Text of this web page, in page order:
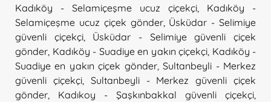
Kadıköy - Selamiçeşme ucuz çiçekçi
Kadıköy -
Selamiçeşme ucuz çiçek gönder, Üsküdar - Selimiye
güvenli çiçekçi, Üsküdar - Selimiye güvenli çiçek
gönder Kadıköy - Suadiye en yakın çiçekçi Kadıköy -
Suadiye en yakın çiçek gönder,Sultanbeyli - Merkez
güvenli çiçekçi, Sultanbeyli - Merkez güvenli çiçek
gönder
Kadıkoy - Şaşkınbakkal güvenli çiçekçi